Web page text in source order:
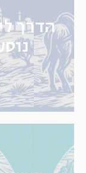
הדרך